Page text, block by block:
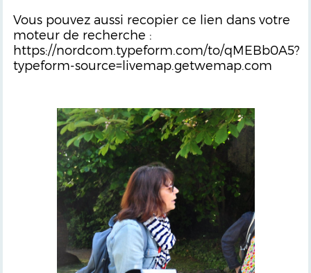
Vous pouvez aussi recopier ce lien dans votre
moteur de recherche :
https://nordcom.typeform.com/to/qMEBb0A5?
typeform-source=livemap.getwemap.com